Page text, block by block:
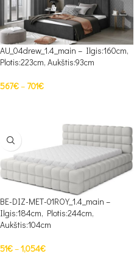
AU_04drew_1.4_main – Ilgis:160cm,
Plotis:223cm, Aukštis:93cm
567€– 701€
BE-DIZ-MET-01ROY_1.4_main –
Ilgis:184cm, Plotis:244cm,
Aukštis:104cm
51€–1,054€